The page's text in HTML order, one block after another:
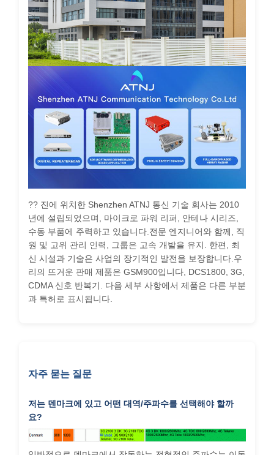
?? 진에 위치한 Shenzhen ATNJ 통신 기술 회사는 2010
년에 설립되었으며, 마이크로 파워 리퍼, 안테나 시리즈,
수동 부품에 주력하고 있습니다.전문 엔지니어와 함께, 직
원 및 고위 관리 인력, 그룹은 고속 개발을 유지. 한편, 최
신 시설과 기술은 사업의 장기적인 발전을 보장합니다.우
리의 뜨거운 판매 제품은 GSM900입니다, DCS1800, 3G,
CDMA 신호 반복기. 다음 세부 사항에서 제품은 다른 부분
과 특허로 표시됩니다.
자주 묻는 질문
저는 덴마크에 있고 어떤 대역/주파수를 선택해야 할까
요?